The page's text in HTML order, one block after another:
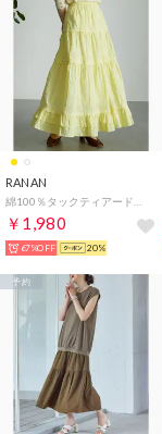
RANAN
￥1,980
67%OFF 20%
予約